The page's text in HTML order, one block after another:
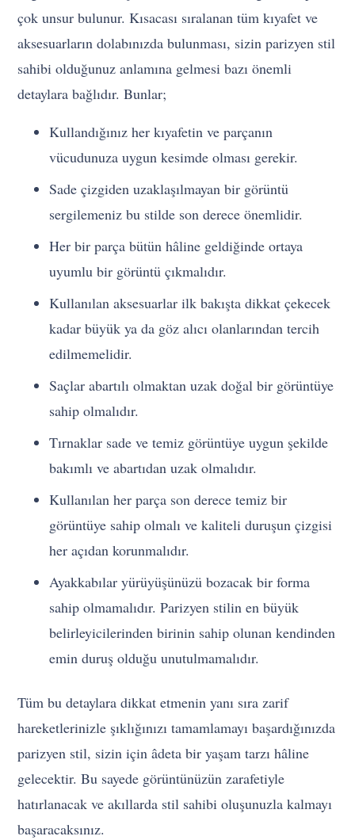
çok unsur bulunur. Kısacası sıralanan tüm kıyafet ve
aksesuarların dolabınızda bulunması, sizin parizyen stil
sahibi olduğunuz anlamına gelmesi bazı önemli
detaylara bağlıdır. Bunlar;
Kullandığınız her kıyafetin ve parçanın
vücudunuza uygun kesimde olması gerekir.
Sade çizgiden uzaklaşılmayan bir görüntü
sergilemeniz bu stilde son derece önemlidir.
Her bir parça bütün hâline geldiğinde ortaya
uyumlu bir görüntü çıkmalıdır.
Kullanılan aksesuarlar ilk bakışta dikkat çekecek
kadar büyük ya da göz alıcı olanlarından tercih
edilmemelidir.
Saçlar abartılı olmaktan uzak doğal bir görüntüye
sahip olmalıdır.
Tırnaklar sade ve temiz görüntüye uygun şekilde
bakımlı ve abartıdan uzak olmalıdır.
Kullanılan her parça son derece temiz bir
görüntüye sahip olmalı ve kaliteli duruşun çizgisi
her açıdan korunmalıdır.
Ayakkabılar yürüyüşünüzü bozacak bir forma
sahip olmamalıdır. Parizyen stilin en büyük
belirleyicilerinden birinin sahip olunan kendinden
emin duruş olduğu unutulmamalıdır.
Tüm bu detaylara dikkat etmenin yanı sıra zarif
hareketlerinizle şıklığınızı tamamlamayı başardığınızda
parizyen stil, sizin için âdeta bir yaşam tarzı hâline
gelecektir. Bu sayede görüntünüzün zarafetiyle
hatırlanacak ve akıllarda stil sahibi oluşunuzla kalmayı
başaracaksınız.